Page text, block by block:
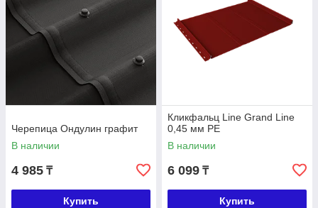
Черепица Ондулин графит
В наличии
4 985 ₸
Купить
Кликфальц Line Grand Line
0,45 мм PE
В наличии
6 099 ₸
Купить